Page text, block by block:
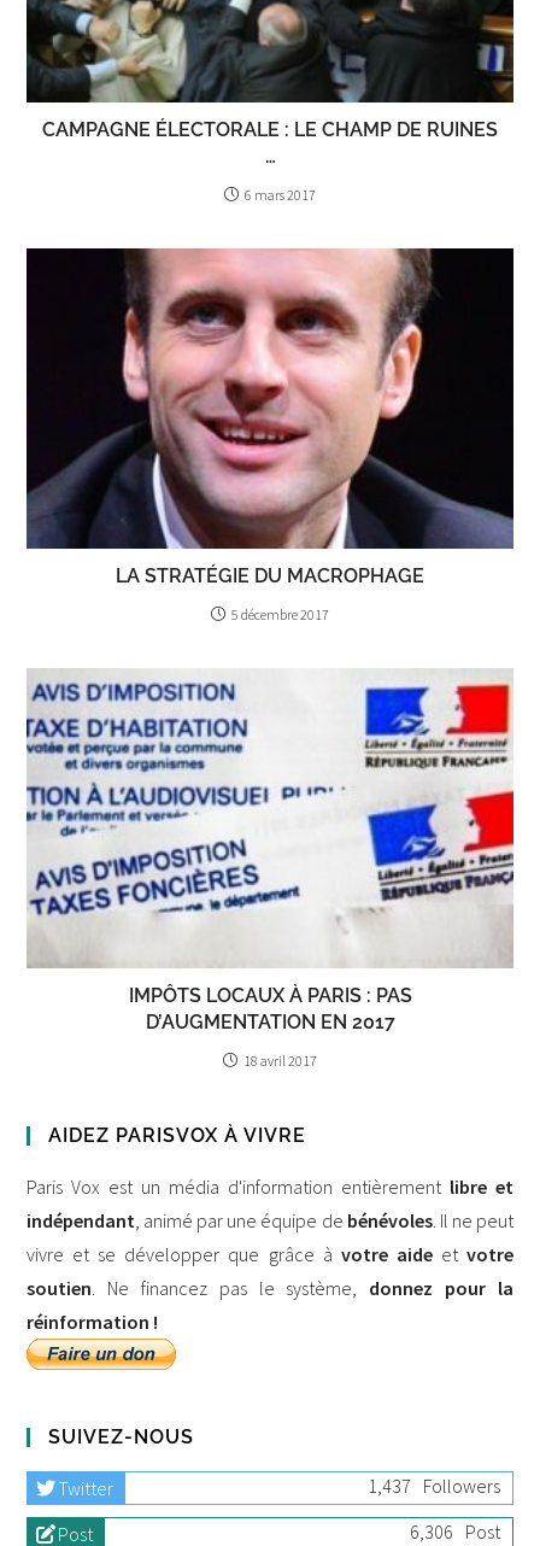
CAMPAGNE ÉLECTORALE : LE CHAMP DE RUINES
…
6 mars 2017
LA STRATÉGIE DU MACROPHAGE
5 décembre 2017
IMPÔTS LOCAUX À PARIS : PAS
D’AUGMENTATION EN 2017
18 avril 2017
AIDEZ PARISVOX À VIVRE
Paris Vox est un média d'information entièrement libre et
indépendant, animé par une équipe de bénévoles. Il ne peut
vivre et se développer que grâce à votre aideet votre
soutien. Ne financez pas le système, donnez pour la
réinformation !
SUIVEZ-NOUS
Twitter 1,437 Followers
Post
6,306 Post